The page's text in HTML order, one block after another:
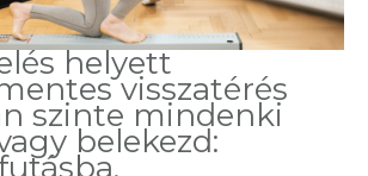
helyett
visszatérés
szinte mindenki
belekezd: